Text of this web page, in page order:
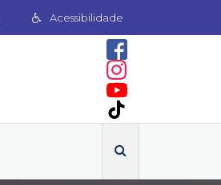
Acessibilidade